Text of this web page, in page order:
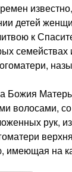
детей
к
Матерь
волосами,
рук,
имеющая на